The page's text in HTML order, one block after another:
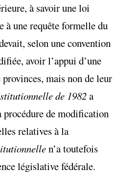
à savoir une loi
à une requête formelle du
selon une convention
avoir l’appui d’une
mais non de leur
de 1982a
de modification
relatives à la
n’a toutefois
législative fédérale.